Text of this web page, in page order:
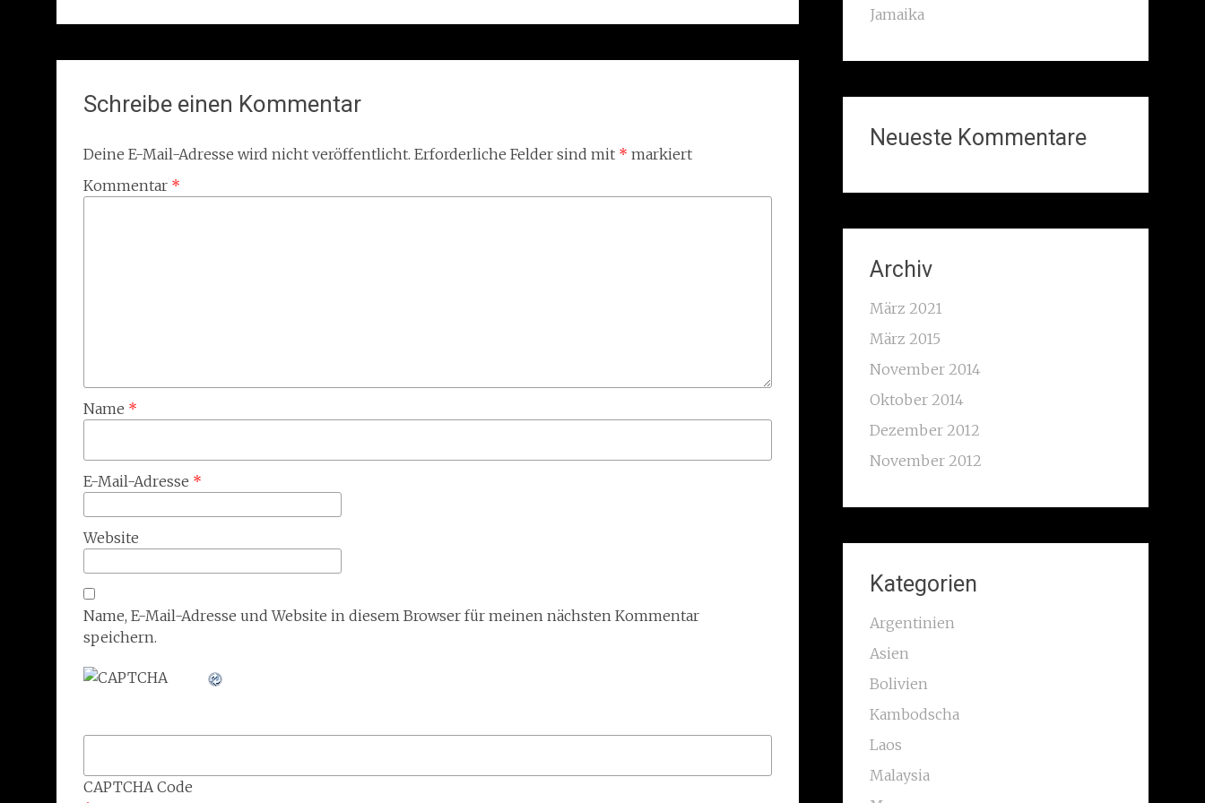
Schreibe einen Kommentar
Deine E-Mail-Adresse wird nicht veröffentlicht. Erforderliche Felder sind mit * markiert
Kommentar *
Name *
E-Mail-Adresse *
Website
Name, E-Mail-Adresse und Website in diesem Browser für meinen nächsten Kommentar
speichern.
CAPTCHA Code
Jamaika
Neueste Kommentare
Archiv
März 2021
März 2015
November 2014
Oktober 2014
Dezember 2012
November 2012
Kategorien
Argentinien
Asien
Bolivien
Kambodscha
Laos
Malaysia